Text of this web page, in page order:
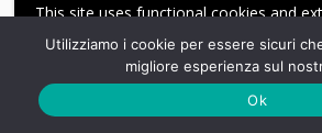
This site uses functional cookies and
improve your experience.
LE MIE IMPOSTAZIONI
Utilizziamo i cookie per essere sicuri
migliore esperienza sul
Ok